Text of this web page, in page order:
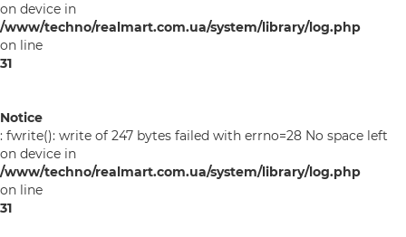
on device in
/www/techno/realmart.com.ua/system/library/log.php
on line
31
Notice
: fwrite(): write of 247 bytes failed with errno=28 No space left
on device in
/www/techno/realmart.com.ua/system/library/log.php
on line
31